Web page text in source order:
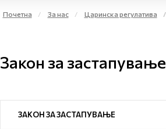
Почетна За нас Царинска регулатива
Закон за застапување
ЗАКОН ЗА ЗАСТАПУВАЊЕ